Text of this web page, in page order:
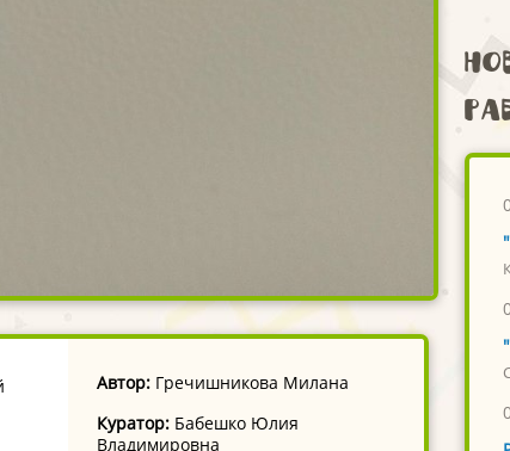
Автор: Гречишникова Милана
Куратор: Бабешко Юлия
Владимировна